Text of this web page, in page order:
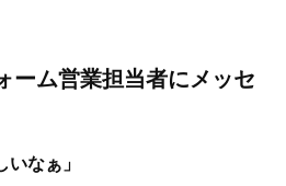
ーム営業担当者にメッセ
いなぁ」